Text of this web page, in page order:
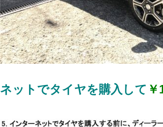
ネットでタイヤを購入して